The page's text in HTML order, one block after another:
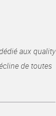
aux quality
de toutes